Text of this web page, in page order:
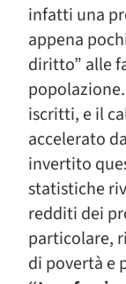
infatti una
appena
diritto” alle
iscritti, e il
accelerato
invertito
statistiche
redditi dei
particolare,
di povertà e